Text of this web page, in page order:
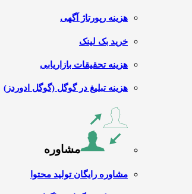
هزینه رپورتاژ آگهی
خرید بک لینک
هزینه تحقیقات بازاریابی
هزینه تبلیغ در گوگل (گوگل ادوردز)
مشاوره
مشاوره رایگان تولید محتوا